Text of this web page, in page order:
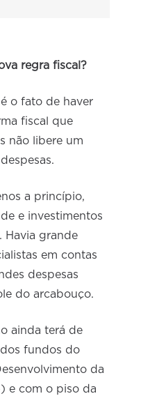
regra fiscal?
o fato de haver
fiscal que
não libere um
a princípio,
e investimentos
Havia grande
em contas
despesas
do arcabouço.
ainda terá de
fundos do
da
e com o piso da